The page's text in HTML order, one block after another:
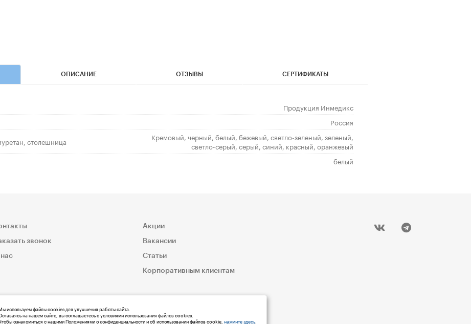
ОПИСАНИЕ ОТЗЫВЫ СЕРТИФИКАТЫ
Продукция Инмедикс
Россия
столешница
Кремовый, черный, белый, бежевый, светло-зеленый, зеленый,
светло-серый, серый, синий, красный, оранжевый
белый
звонок
Акции
Вакансии
Статьи
Корпоративным клиентам
используем файлы cookies для улучшения работы сайта.
на нашем сайте, вы соглашаетесь с условиями использования файлов cookies.
ознакомиться с нашими Положениями о конфиденциальности и об использовании файлов cookie, нажмите здесь.